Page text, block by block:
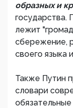
образных и
государства.
лежит
сбережение,
своего языка
Также Путин
словари